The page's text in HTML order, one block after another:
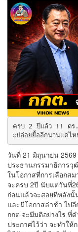
ครบ 2 ปีแล้ว !! ดร.
ะปล่อยยื้ออีกนานแค่ไ
วันที่ 21 มิถุนายน
ประธานกรรมาธิการวุ
ในโอกาสที่การเลือกส
จะครบ 2ปี นับแต่วันที่
ก่อนแล้วจะสอยทีหลัง
และมีโอกาสล่าช้า ไป
กกต จะมีมติอย่างไร ที่
ประกาศไว้ว่า จะทำให้